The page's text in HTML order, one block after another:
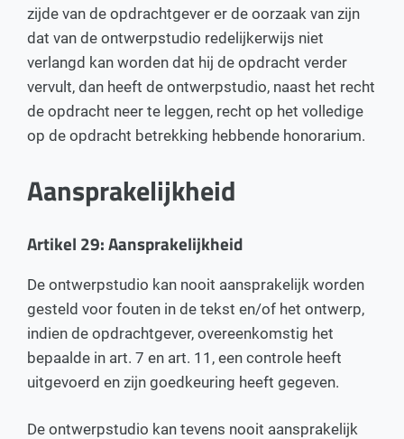
zijde van de opdrachtgever er de oorzaak van zijn
dat van de ontwerpstudio redelijkerwijs niet
verlangd kan worden dat hij de opdracht verder
vervult, dan heeft de ontwerpstudio, naast het recht
de opdracht neer te leggen, recht op het volledige
op de opdracht betrekking hebbende honorarium.
Aansprakelijkheid
Artikel 29: Aansprakelijkheid
De ontwerpstudio kan nooit aansprakelijk worden
gesteld voor fouten in de tekst en/of het ontwerp,
indien de opdrachtgever, overeenkomstig het
bepaalde in art. 7 en art. 11, een controle heeft
uitgevoerd en zijn goedkeuring heeft gegeven.
De ontwerpstudio kan tevens nooit aansprakelijk